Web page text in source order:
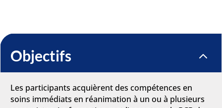
Objectifs 2
Les participants acquièrent des compétences en
soins immédiats en réanimation à un ou à plusieurs